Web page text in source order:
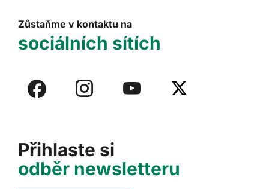
Přihlaste si
odběr newsletteru
Zůstaňme v kontaktu na
sociálních sítích